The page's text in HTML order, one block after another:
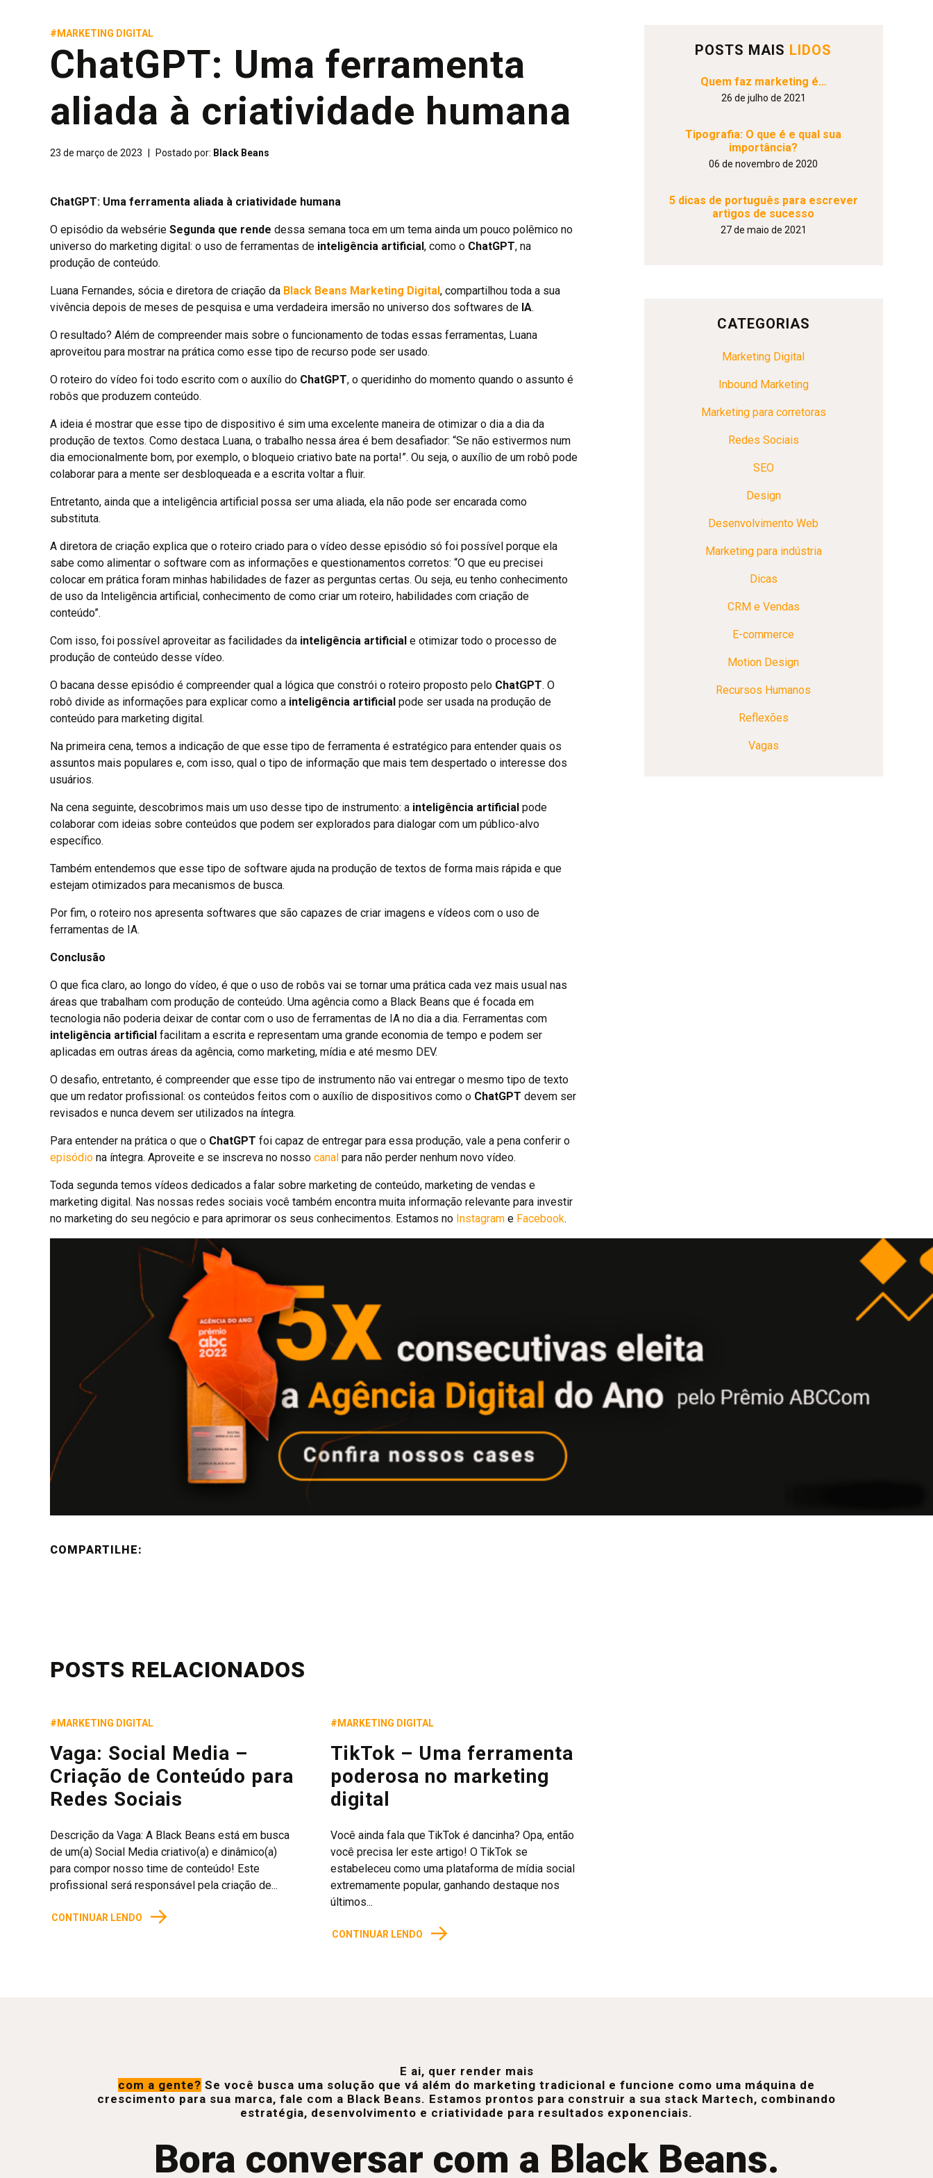
#MARKETING DIGITAL
ChatGPT: Uma ferramenta
aliada à criatividade humana
23 de março de 2023 Postado por: Black Beans
ChatGPT: Uma ferramenta aliada à criatividade humana
O episódio da websérie Segunda que rende dessa semana toca em um tema ainda um pouco polêmico no
universo do marketing digital: o uso de ferramentas de inteligência artificial , como o ChatGPT, na
produção de conteúdo.
Luana Fernandes, sócia e diretora de criação da Black Beans Marketing Digital , compartilhou toda a sua
vivência depois de meses de pesquisa e uma verdadeira imersão no universo dos softwares de IA.
O resultado? Além de compreender mais sobre o funcionamento de todas essas ferramentas, Luana
aproveitou para mostrar na prática como esse tipo de recurso pode ser usado.
O roteiro do vídeo foi todo escrito com o auxílio do ChatGPT, o queridinho do momento quando o assunto é
robôs que produzem conteúdo.
A ideia é mostrar que esse tipo de dispositivo é sim uma excelente maneira de otimizar o dia a dia da
produção de textos. Como destaca Luana, o trabalho nessa área é bem desafiador: “Se não estivermos num
dia emocionalmente bom, por exemplo, o bloqueio criativo bate na porta!”. Ou seja, o auxílio de um robô pode
colaborar para a mente ser desbloqueada e a escrita voltar a fluir.
Entretanto, ainda que a inteligência artificial possa ser uma aliada, ela não pode ser encarada como
substituta.
A diretora de criação explica que o roteiro criado para o vídeo desse episódio só foi possível porque ela
sabe como alimentar o software com as informações e questionamentos corretos: “O que eu precisei
colocar em prática foram minhas habilidades de fazer as perguntas certas. Ou seja, eu tenho conhecimento
de uso da Inteligência artificial, conhecimento de como criar um roteiro, habilidades com criação de
conteúdo”.
Com isso, foi possível aproveitar as facilidades da inteligência artificial e otimizar todo o processo de
produção de conteúdo desse vídeo.
O bacana desse episódio é compreender qual a lógica que constrói o roteiro proposto pelo ChatGPT. O
robô divide as informações para explicar como a inteligência artificial pode ser usada na produção de
conteúdo para marketing digital.
Na primeira cena, temos a indicação de que esse tipo de ferramenta é estratégico para entender quais os
assuntos mais populares e, com isso, qual o tipo de informação que mais tem despertado o interesse dos
usuários.
Na cena seguinte, descobrimos mais um uso desse tipo de instrumento: a inteligência artificial pode
colaborar com ideias sobre conteúdos que podem ser explorados para dialogar com um público-alvo
específico.
Também entendemos que esse tipo de software ajuda na produção de textos de forma mais rápida e que
estejam otimizados para mecanismos de busca.
Por fim, o roteiro nos apresenta softwares que são capazes de criar imagens e vídeos com o uso de
ferramentas de IA.
Conclusão
O que fica claro, ao longo do vídeo, é que o uso de robôs vai se tornar uma prática cada vez mais usual nas
áreas que trabalham com produção de conteúdo. Uma agência como a Black Beans que é focada em
tecnologia não poderia deixar de contar com o uso de ferramentas de IA no dia a dia. Ferramentas com
inteligência artificial facilitam a escrita e representam uma grande economia de tempo e podem ser
aplicadas em outras áreas da agência, como marketing, mídia e até mesmo DEV.
O desafio, entretanto, é compreender que esse tipo de instrumento não vai entregar o mesmo tipo de texto
que um redator profissional: os conteúdos feitos com o auxílio de dispositivos como o ChatGPT devem ser
revisados e nunca devem ser utilizados na íntegra.
Para entender na prática o que o ChatGPT foi capaz de entregar para essa produção, vale a pena conferir o
episódio na íntegra. Aproveite e se inscreva no nosso canal para não perder nenhum novo vídeo.
Toda segunda temos vídeos dedicados a falar sobre marketing de conteúdo, marketing de vendas e
marketing digital. Nas nossas redes sociais você também encontra muita informação relevante para investir
no marketing do seu negócio e para aprimorar os seus conhecimentos. Estamos no Instagram e Facebook.
COMPARTILHE:
POSTS RELACIONADOS
#MARKETING DIGITAL
Vaga: Social Media –
Criação de Conteúdo para
Redes Sociais
Descrição da Vaga: A Black Beans está em busca
de um(a) Social Media criativo(a) e dinâmico(a)
para compor nosso time de conteúdo! Este
profissional será responsável pela criação de...
CONTINUAR LENDO →
#MARKETING DIGITAL
TikTok – Uma ferramenta
poderosa no marketing
digital
Você ainda fala que TikTok é dancinha? Opa, então
você precisa ler este artigo! O TikTok se
estabeleceu como uma plataforma de mídia social
extremamente popular, ganhando destaque nos
últimos...
CONTINUAR LENDO →
POSTS MAIS LIDOS
Quem faz marketing é…
26 de julho de 2021
Tipografia: O que é e qual sua
importância?
06 de novembro de 2020
5 dicas de português para escrever
artigos de sucesso
27 de maio de 2021
CATEGORIAS
Marketing Digital
Inbound Marketing
Marketing para corretoras
Redes Sociais
SEO
Design
Desenvolvimento Web
Marketing para indústria
Dicas
CRM e Vendas
E-commerce
Motion Design
Recursos Humanos
Reflexões
Vagas
E ai, quer render mais
com a gente? Se você busca uma solução que vá além do marketing tradicional e funcione como uma máquina de
crescimento para sua marca, fale com a Black Beans. Estamos prontos para construir a sua stack Martech, combinando
estratégia, desenvolvimento e criatividade para resultados exponenciais.
Bora conversar com a Black Beans.